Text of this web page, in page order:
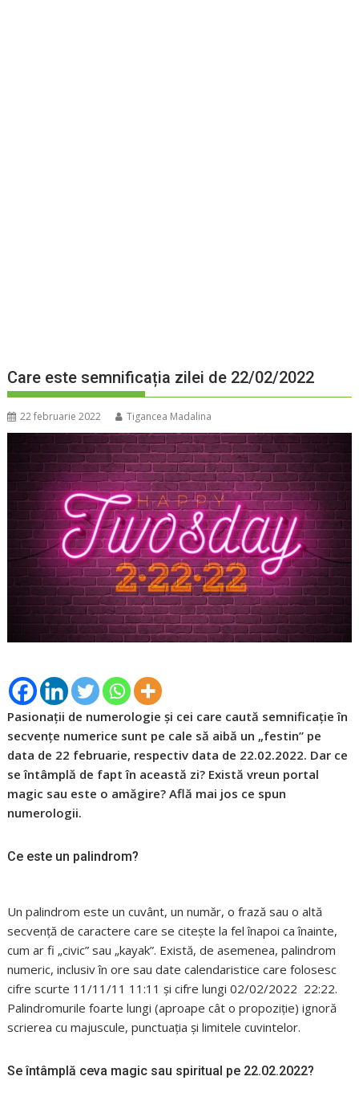
Care este semnificația zilei de 22/02/2022
22 februarie 2022 Tigancea Madalina
Pasionaţii de numerologie şi cei care caută semnificaţie în
secvenţe numerice sunt pe cale să aibă un „festin” pe
data de 22 februarie, respectiv data de 22.02.2022. Dar ce
se întâmplă de fapt în această zi? Există vreun portal
magic sau este o amăgire? Află mai jos ce spun
numerologii.
Ce este un palindrom?
Un palindrom este un cuvânt, un număr, o frază sau o altă
secvență de caractere care se citește la fel înapoi ca înainte,
cum ar fi „civic” sau „kayak”. Există, de asemenea, palindrom
numeric, inclusiv în ore sau date calendaristice care folosesc
cifre scurte 11/11/11 11:11 și cifre lungi 02/02/2022 22:22.
Palindromurile foarte lungi (aproape cât o propoziţie) ignoră
scrierea cu majuscule, punctuația și limitele cuvintelor.
Se întâmplă ceva magic sau spiritual pe 22.02.2022?